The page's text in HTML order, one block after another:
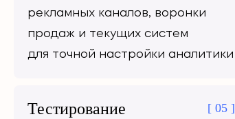
рекламных каналов, воронки
продаж и текущих систем
для точной настройки аналитики
Тестирование
[ 05 ]